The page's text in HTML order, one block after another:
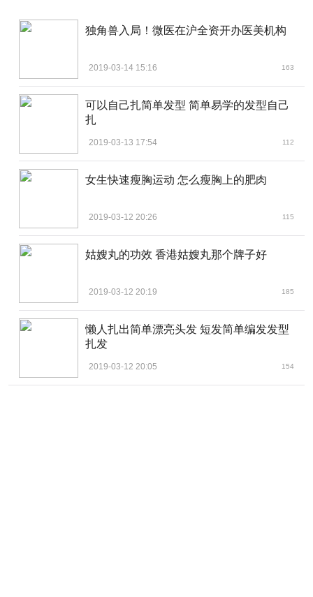
独角兽入局！微医在沪全资开办医美机构
2019-03-14 15:16 163
可以自己扎简单发型 简单易学的发型自己
扎
2019-03-13 17:54 112
女生快速瘦胸运动 怎么瘦胸上的肥肉
2019-03-12 20:26 115
姑嫂丸的功效 香港姑嫂丸那个牌子好
2019-03-12 20:19 185
懒人扎出简单漂亮头发 短发简单编发发型
扎发
2019-03-12 20:05 154